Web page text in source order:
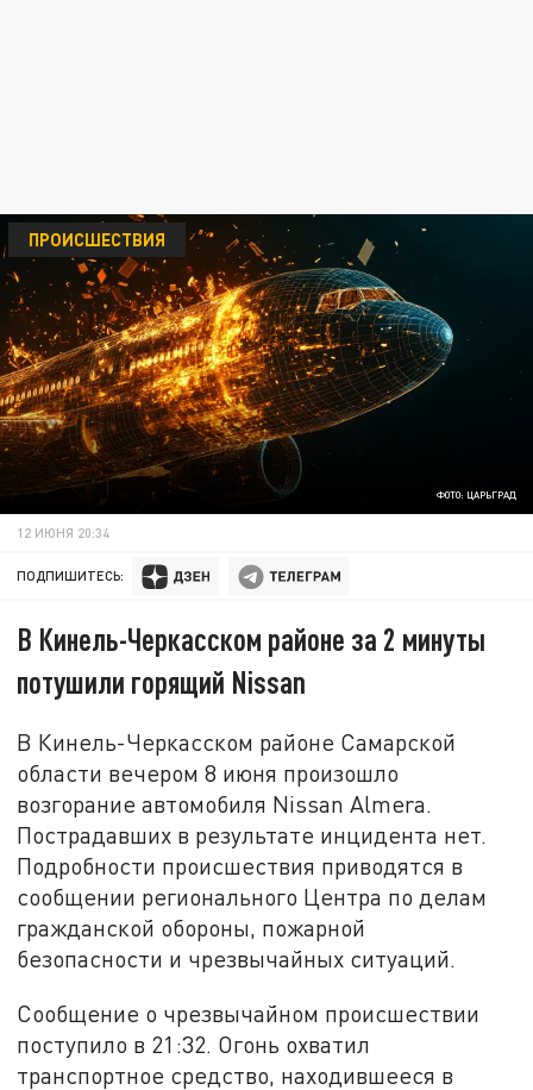
ФОТО: ЦАРЬГРАД
ПРОИСШЕСТВИЯ
12 ИЮНЯ 20:34
ПОДПИШИТЕСЬ:
В Кинель-Черкасском районе за 2 минуты
потушили горящий Nissan
В Кинель-Черкасском районе Самарской
области вечером 8 июня произошло
возгорание автомобиля Nissan Almera.
Пострадавших в результате инцидента нет.
Подробности происшествия приводятся в
сообщении регионального Центра по делам
гражданской обороны, пожарной
безопасности и чрезвычайных ситуаций.
Сообщение о чрезвычайном происшествии
поступило в 21:32. Огонь охватил
транспортное средство, находившееся в